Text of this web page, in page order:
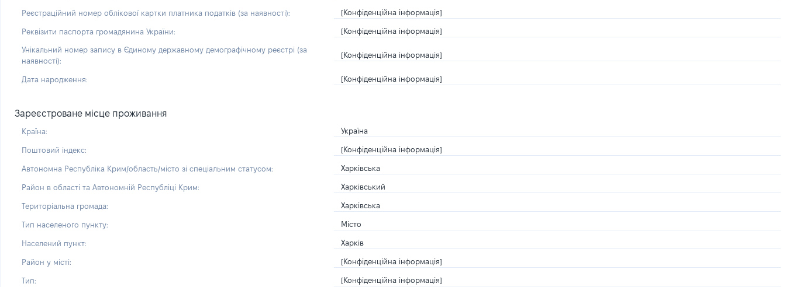
Реєстраційний номер облікової картки платника податків (за наявності): [Конфіденційна інформація]
Реквізити паспорта громадянина України: [Конфіденційна інформація]
Унікальний номер запису в Єдиному державному демографічному реєстрі (за
наявності):
[Конфіденційна інформація]
Дата народження: [Конфіденційна інформація]
Зареєстроване місце проживання
Країна: Україна
Поштовий індекс: [Конфіденційна інформація]
Автономна Республіка Крим/область/місто зі спеціальним статусом: Харківська
Район в області та Автономній Республіці Крим: Харківський
Територіальна громада: Харківська
Тип населеного пункту: Місто
Населений пункт: Харків
Район у місті: [Конфіденційна інформація]
Тип: [Конфіденційна інформація]